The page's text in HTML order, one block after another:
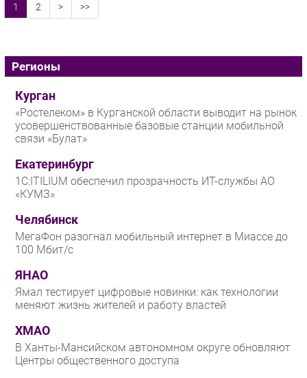
1 2 > >>
Регионы
Курган
«Ростелеком» в Курганской области выводит на рынок
усовершенствованные базовые станции мобильной
связи «Булат»
Екатеринбург
1С:ITILIUM обеспечил прозрачность ИТ-службы АО
«КУМЗ»
Челябинск
МегаФон разогнал мобильный интернет в Миассе до
100 Мбит/с
ЯНАО
Ямал тестирует цифровые новинки: как технологии
меняют жизнь жителей и работу властей
ХМАО
В Ханты-Мансийском автономном округе обновляют
Центры общественного доступа